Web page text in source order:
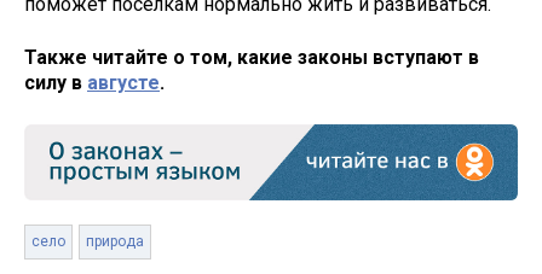
Также читайте о том, какие законы вступают в
силу в августе.
село природа